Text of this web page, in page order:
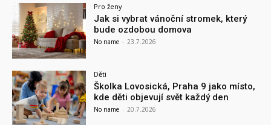
Pro ženy
Jak si vybrat vánoční stromek, který
bude ozdobou domova
No name - 23.7.2026
Děti
Školka Lovosická, Praha 9 jako místo,
kde děti objevují svět každý den
No name - 20.7.2026